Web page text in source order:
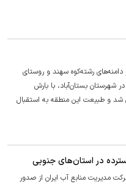
دامنه‌های رشته‌کوه سهند و روستای
شهرستان بستان‌آباد، با بارش
و طبیعت این منطقه به استقبال
در استان‌های جنوبی
مدیریت منابع آب ایران از صدور